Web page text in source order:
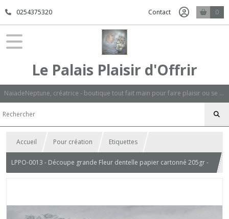
0254375320 Contact 0
Le Palais Plaisir d'Offrir
NaiadeNeptune, créatrice - boutique tout fait main pour faire plaisir ou se faire plaisir.
Accueil Pour création Etiquettes
LPPO-0013 - Découpe grande Fleur dentelle papier cartonné 205gr -